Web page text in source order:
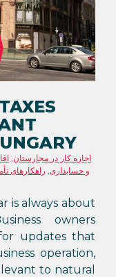
اجازه کار در مجارستان,
و حسابداری, راهکارهای
is always about
owners
updates that
operation,
to natural